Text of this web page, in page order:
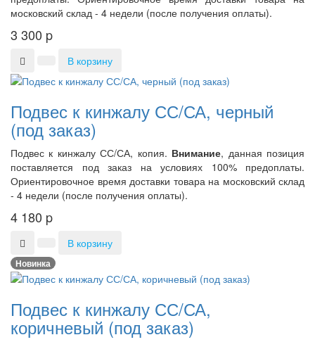
московский склад - 4 недели (после получения оплаты).
3 300 p
В корзину
Подвес к кинжалу СС/СА, черный
(под заказ)
Подвес к кинжалу СС/СА, копия. Внимание, данная позиция
поставляется под заказ на условиях 100% предоплаты.
Ориентировочное время доставки товара на московский склад
- 4 недели (после получения оплаты).
4 180 p
В корзину
Новинка
Подвес к кинжалу СС/СА,
коричневый (под заказ)